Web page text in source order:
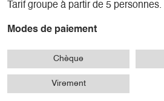
Tarif groupe à partir de 5 personnes.
Modes de paiement
Chèque
Virement